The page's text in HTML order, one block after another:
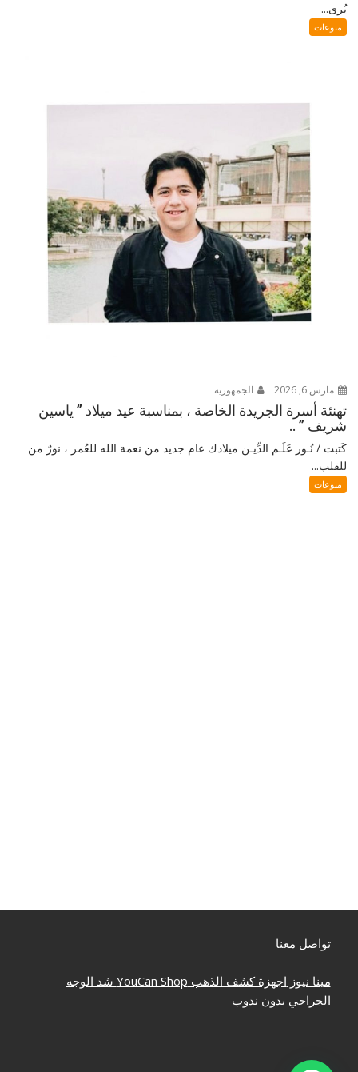
يُرى...
منوعات
مارس 6, 2026 الجمهورية
تهنئة أسرة الجريدة الخاصة ، بمناسبة عيد ميلاد ” ياسين
شريف ” ..
كَتبت / نُـور عَلَـم الدِّيـن ميلادك عام جديد من نعمة الله للعُمر ، نورٌ من
للقلب...
منوعات
تواصل معنا
مينا نيوز اجهزة كشف الذهب YouCan Shop شد الوجه
الجراحي بدون ندوب